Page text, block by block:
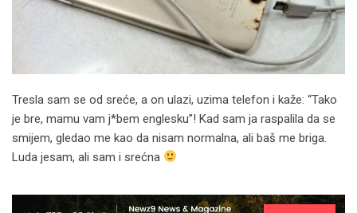
Tresla sam se od sreće, a on ulazi, uzima telefon i kaže: “Tako
je bre, mamu vam j*bem englesku”! Kad sam ja raspalila da se
smijem, gledao me kao da nisam normalna, ali baš me briga.
Luda jesam, ali sam i srećna